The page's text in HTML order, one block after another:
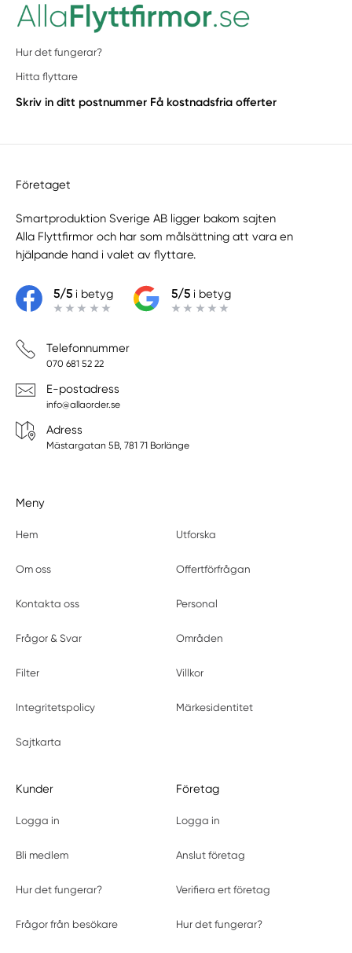
Hur det fungerar?
Hitta flyttare
Skriv in ditt postnummer Få kostnadsfria offerter
Företaget
Smartproduktion Sverige AB ligger bakom sajten
Alla Flyttfirmor och har som målsättning att vara en
hjälpande hand i valet av flyttare.
5/5i betyg 5/5i betyg
Telefonnummer
070 681 52 22
E-postadress
info@allaorder.se
Adress
Mästargatan 5B, 781 71 Borlänge
Meny
Hem Utforska
Om oss Offertförfrågan
Kontakta oss Personal
Frågor & Svar Områden
Filter Villkor
Integritetspolicy Märkesidentitet
Sajtkarta
Kunder
Logga in
Bli medlem
Hur det fungerar?
Frågor från besökare
Företag
Logga in
Anslut företag
Verifiera ert företag
Hur det fungerar?